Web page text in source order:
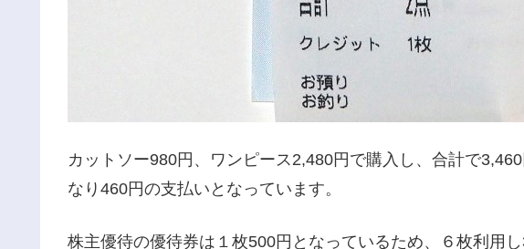
カットソー980円、ワンピース2,480円で購入し、合計で
なり460円の支払いとなっています。
株主優待の優待券は１枚500円となっているため、６枚利用し